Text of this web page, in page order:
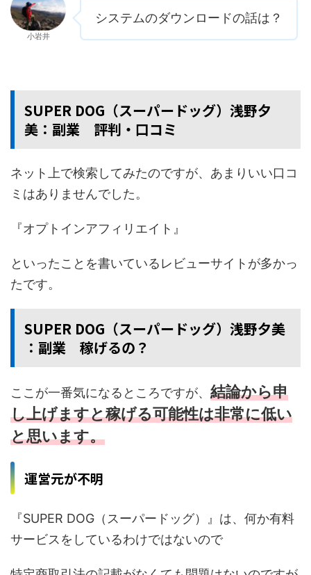
小岩井
システムのダウンロードの話は？
SUPER DOG（スーパードッグ）浅野夕
美：副業 評判・口コミ
ネット上で検索してみたのですが、あまりいい口コ
ミはありませんでした。
『オプトインアフィリエイト』
といったことを書いているレビューサイトが多かっ
たです。
SUPER DOG（スーパードッグ）浅野夕美
：副業 稼げるの？
ここが一番気になるところですが、 結論から申
し上げますと稼げる可能性は非常に低い
と思います。
運営元が不明
『SUPER DOG（スーパードッグ）』は、何か有料
サービスをしているわけではないので